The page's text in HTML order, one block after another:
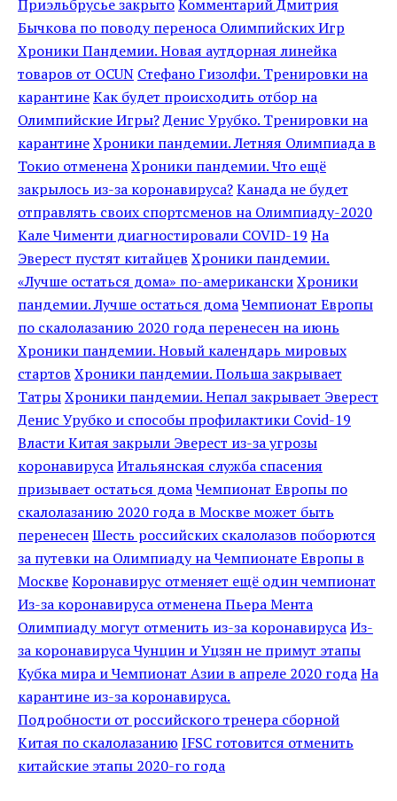
Приэльбрусье закрытоКомментарий Дмитрия
Бычкова по поводу переноса Олимпийских Игр
Хроники Пандемии. Новая аутдорная линейка
товаров от OCUN Стефано Гизолфи. Тренировки на
карантинеКак будет происходить отбор на
Олимпийские Игры?Денис Урубко. Тренировки на
карантинеХроники пандемии. Летняя Олимпиада в
Токио отмененаХроники пандемии. Что ещё
закрылось из-за коронавируса?Канада не будет
отправлять своих спортсменов на Олимпиаду-2020
Кале Чименти диагностировали COVID-19 На
Эверест пустят китайцев Хроники пандемии.
«Лучше остаться дома» по-американскиХроники
пандемии. Лучше остаться домаЧемпионат Европы
по скалолазанию 2020 года перенесен на июнь
Хроники пандемии. Новый календарь мировых
стартов Хроники пандемии. Польша закрывает
ТатрыХроники пандемии. Непал закрывает Эверест
Денис Урубко и способы профилактики Covid-19
Власти Китая закрыли Эверест из-за угрозы
коронавирусаИтальянская служба спасения
призывает остаться домаЧемпионат Европы по
скалолазанию 2020 года в Москве может быть
перенесен Шесть российских скалолазов поборются
за путевки на Олимпиаду на Чемпионате Европы в
МосквеКоронавирус отменяет ещё один чемпионат
Из-за коронавируса отменена Пьера Мента
Олимпиаду могут отменить из-за коронавирусаИз-
за коронавируса Чунцин и Уцзян не примут этапы
Кубка мира и Чемпионат Азии в апреле 2020 годаНа
карантине из-за коронавируса.
Подробности от российского тренера сборной
Китая по скалолазанию IFSC готовится отменить
китайские этапы 2020-го года